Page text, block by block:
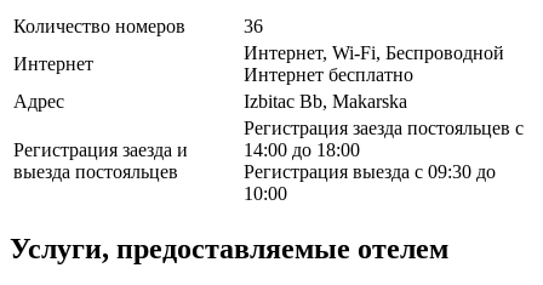
Количество номеров
36
Интернет
Интернет, Wi-Fi, Беспроводной
Интернет бесплатно
Адрес
Izbitac Bb, Makarska
Регистрация заезда и
выезда постояльцев
Регистрация заезда постояльцев с
14:00 до 18:00
Регистрация выезда с 09:30 до
10:00
Услуги, предоставляемые отелем